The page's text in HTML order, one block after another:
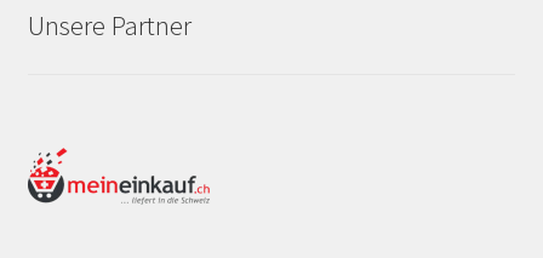
Unsere Partner